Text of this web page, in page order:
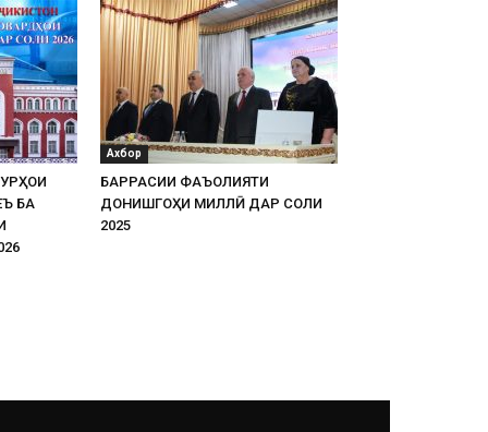
БА
Ахбор
БАРРАСИИ ФАЪОЛИЯТИ
ДОНИШГОҲИ МИЛЛӢ ДАР СОЛИ
2025